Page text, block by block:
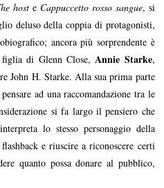
hoste Cappuccetto rosso sangue, si
deluso della coppia di protagonisti,
ancora più sorprendente è
figlia di Glenn Close,Annie Starke,
John H. Starke. Alla sua prima parte
ad una raccomandazione tra le
si fa largo il pensiero che
lo stesso personaggio della
e riuscire a riconoscere certi
quanto possa donare al pubblico,